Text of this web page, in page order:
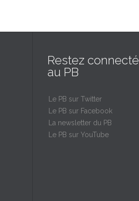
Restez connecté
au PB
Le PB sur Twitter
Le PB sur Facebook
La newsletter du PB
Le PB sur YouTube